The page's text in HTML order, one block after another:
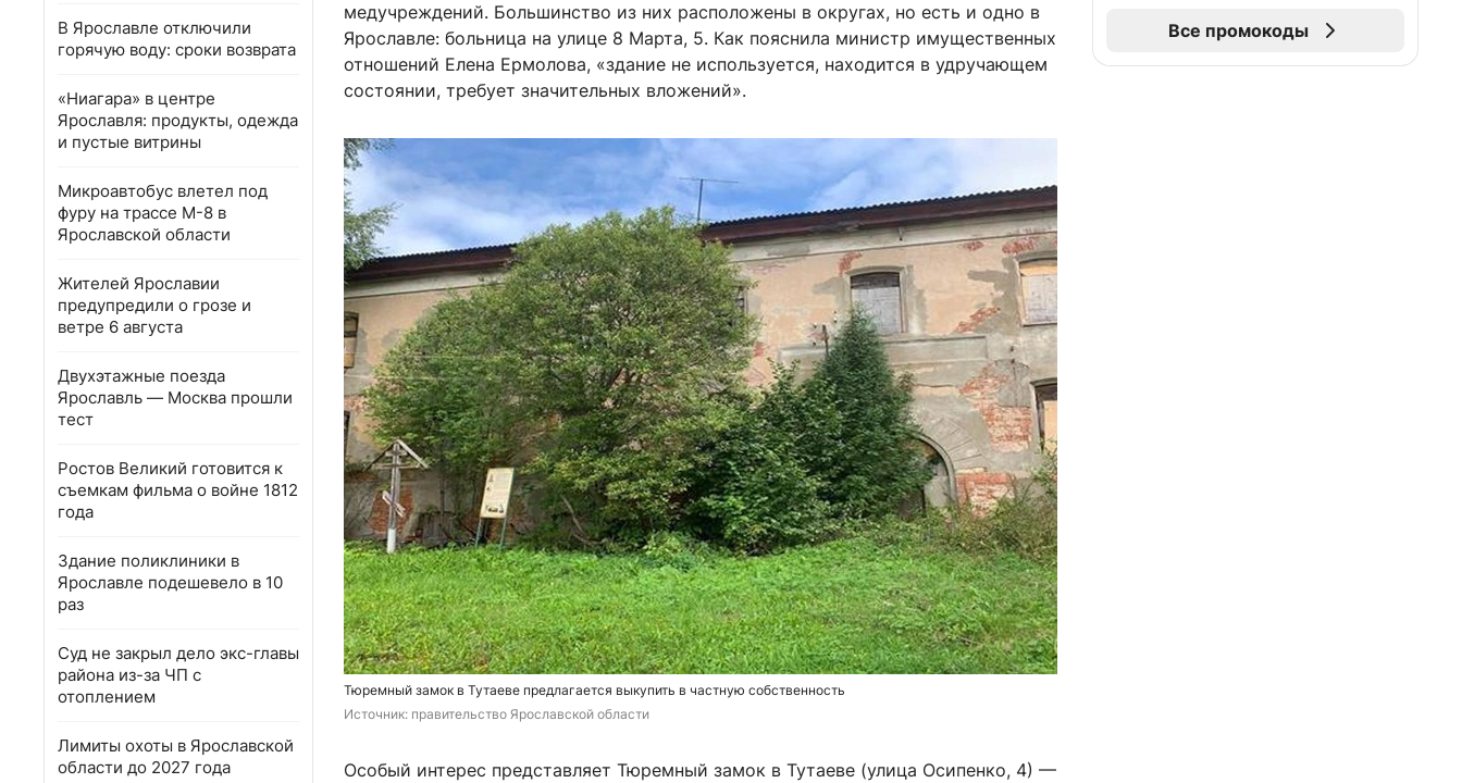
В Ярославле отключили
горячую воду: сроки возврата
«Ниагара» в центре
Ярославля: продукты, одежда
и пустые витрины
Микроавтобус влетел под
фуру на трассе М-8 в
Ярославской области
Жителей Ярославии
предупредили о грозе и
ветре 6 августа
Двухэтажные поезда
Ярославль — Москва прошли
тест
Ростов Великий готовится к
съемкам фильма о войне 1812
года
Здание поликлиники в
Ярославле подешевело в 10
раз
Суд не закрыл дело экс-главы
района из-за ЧП с
отоплением
Лимиты охоты в Ярославской
области до 2027 года
медучреждений. Большинство из них расположены в округах, но есть и одно в
Ярославле: больница на улице 8 Марта, 5. Как пояснила министр имущественных
отношений Елена Ермолова, «здание не используется, находится в удручающем
состоянии, требует значительных вложений».
Тюремный замок в Тутаеве предлагается выкупить в частную собственность
Источник: правительство Ярославской области
Особый интерес представляет Тюремный замок в Тутаеве (улица Осипенко, 4) —
Все промокоды